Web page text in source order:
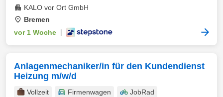
KALO vor Ort GmbH
Bremen
vor 1 Woche
Anlagenmechaniker/in für den Kundendienst
Heizung m/w/d
Vollzeit Firmenwagen
JobRad